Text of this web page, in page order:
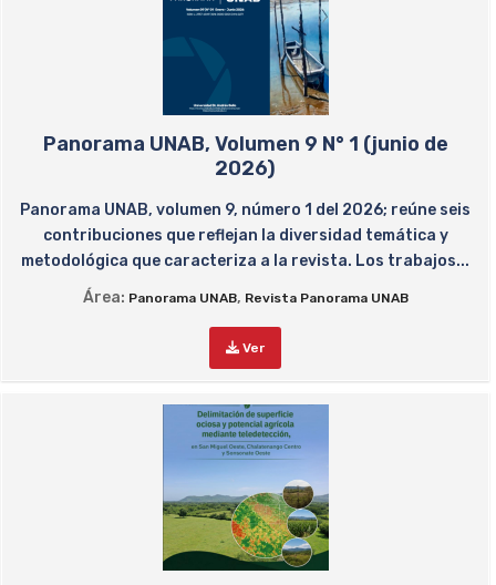
Panorama UNAB, Volumen 9 N° 1 (junio de
2026)
Panorama UNAB, volumen 9, número 1 del 2026; reúne seis
contribuciones que reflejan la diversidad temática y
metodológica que caracteriza a la revista. Los trabajos...
Área: Panorama UNAB, Revista Panorama UNAB
Ver